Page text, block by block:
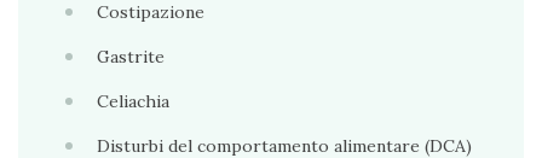
Costipazione
Gastrite
Celiachia
Disturbi del comportamento alimentare (DCA)